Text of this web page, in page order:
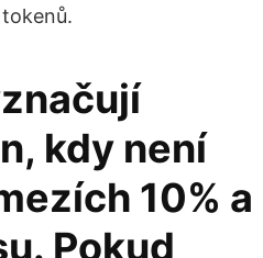
kdy není
10% a
Pokud